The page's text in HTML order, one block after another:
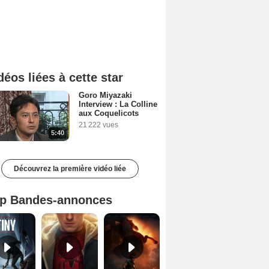
liées à cette star
5:40
Goro Miyazaki
Interview : La Colline
aux Coquelicots
21 222 vues
Découvrez la première vidéo liée
Bandes-annonces
Mutiny Bande-annonce VO STFR Spider-Man: Brand New Day Bande-annonce VO STFR